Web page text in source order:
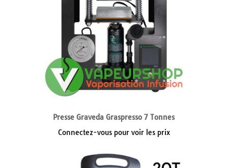
Presse Graveda Graspresso 7 Tonnes
Connectez-vous pour voir les prix